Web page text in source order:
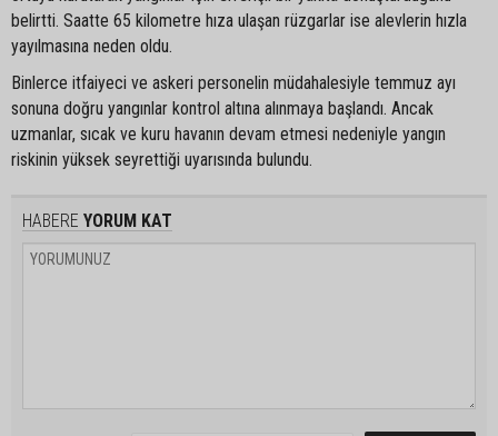
belirtti. Saatte 65 kilometre hıza ulaşan rüzgarlar ise alevlerin hızla
yayılmasına neden oldu.
Binlerce itfaiyeci ve askeri personelin müdahalesiyle temmuz ayı
sonuna doğru yangınlar kontrol altına alınmaya başlandı. Ancak
uzmanlar, sıcak ve kuru havanın devam etmesi nedeniyle yangın
riskinin yüksek seyrettiği uyarısında bulundu.
HABERE YORUM KAT